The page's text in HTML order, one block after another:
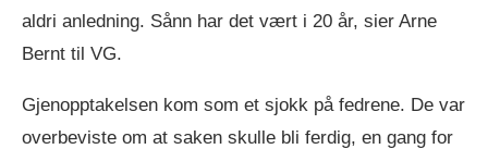
aldri anledning. Sånn har det vært i 20 år, sier Arne
Bernt til VG.
Gjenopptakelsen kom som et sjokk på fedrene. De var
overbeviste om at saken skulle bli ferdig, en gang for